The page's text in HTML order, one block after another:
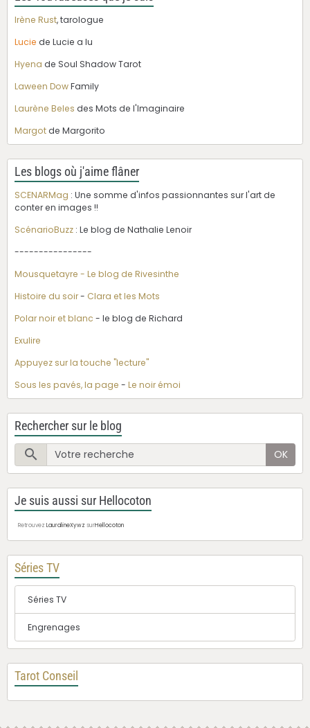
Irène Rust, tarologue
Lucie de Lucie a lu
Hyena de Soul Shadow Tarot
Laween DowFamily
Laurène Beles des Mots de l'Imaginaire
Margotde Margorito
Les blogs où j'aime flâner
SCENARMag : Une somme d'infos passionnantes sur l'art de
conter en images !!
ScénarioBuzz : Le blog de Nathalie Lenoir
----------------
Mousquetayre - Le blog de Rivesinthe
Histoire du soir- Clara et les Mots
Polar noir et blanc - le blog de Richard
Exulire
Appuyez sur la touche "lecture"
Sous les pavés, la page - Le noir émoi
Rechercher sur le blog
OK
Je suis aussi sur Hellocoton
Retrouvez LauralineXywz surHellocoton
Séries TV
Séries TV
Engrenages
Tarot Conseil